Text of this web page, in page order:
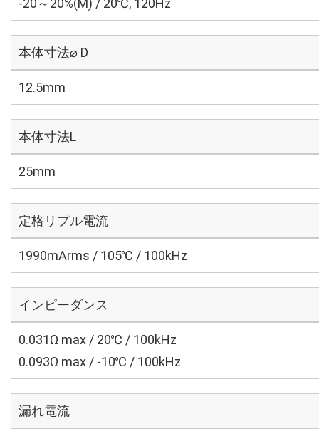
-20～20%(M) / 20℃, 120Hz
本体寸法⌀ D
12.5mm
本体寸法L
25mm
定格リプル電流
1990mArms / 105℃ / 100kHz
インピーダンス
0.031Ω max / 20℃ / 100kHz
0.093Ω max / -10℃ / 100kHz
漏れ電流